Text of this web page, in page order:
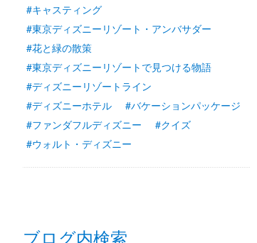
#キャスティング
#東京ディズニーリゾート・アンバサダー
#花と緑の散策
#東京ディズニーリゾートで見つける物語
#ディズニーリゾートライン
#ディズニーホテル
#バケーションパッケージ
#ファンダフルディズニー
#クイズ
#ウォルト・ディズニー
ブログ内検索